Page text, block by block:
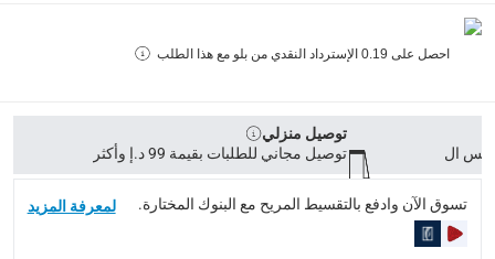
احصل على 0.19 الإسترداد النقدي من بلو مع هذا الطلب
توصيل منزلي
توصيل مجاني للطلبات بقيمة 99 د.إ وأكثر
تسوق الآن وادفع بالتقسيط المريح مع البنوك المختارة. لمعرفة المزيد